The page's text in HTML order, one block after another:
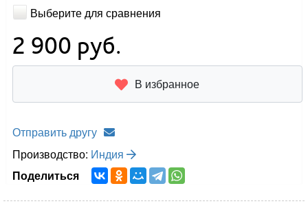
Выберите для сравнения
2 900 руб.
В избранное
Отправить другу
Производство: Индия
Поделиться